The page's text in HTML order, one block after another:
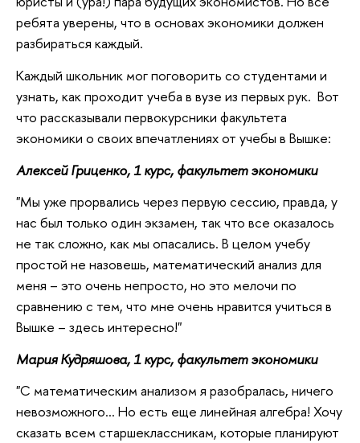
ребята уверены, что в основах экономики должен
разбираться каждый.
Каждый школьник мог поговорить со студентами и
узнать, как проходит учеба в вузе из первых рук. Вот
что рассказывали первокурсники факультета
экономики о своих впечатлениях от учебы в Вышке:
Алексей Гриценко, 1 курс, факультет экономики
"Мы уже прорвались через первую сессию, правда, у
нас был только один экзамен, так что все оказалось
не так сложно, как мы опасались. В целом учебу
простой не назовешь, математический анализ для
меня – это очень непросто, но это мелочи по
сравнению с тем, что мне очень нравится учиться в
Вышке – здесь интересно!"
Мария Кудряшова, 1 курс, факультет экономики
"С математическим анализом я разобралась, ничего
невозможного... Но есть еще линейная алгебра! Хочу
сказать всем старшеклассникам, которые планируют